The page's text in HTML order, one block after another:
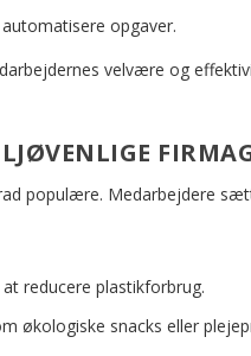
opgaver.
velvære og
populære. Medarbejdere
reducere plastikforbrug.
økologiske snacks eller